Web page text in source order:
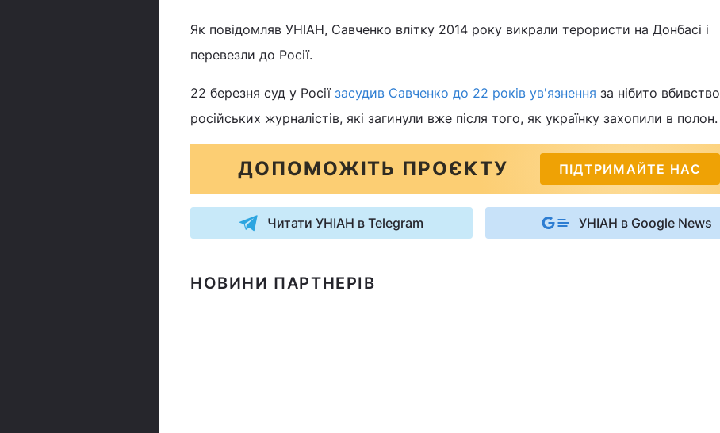
Як повідомляв УНІАН, Савченко влітку 2014 року викрали терористи на Донбасі і
перевезли до Росії.
22 березня суд у Росії засудив Савченко до 22 років ув'язнення за нібито вбивство
російських журналістів, які загинули вже після того, як українку захопили в полон.
ДОПОМОЖІТЬ ПРОЄКТУ ПІДТРИМАЙТЕ НАС
Читати УНІАН в Telegram УНІАН в Google News
НОВИНИ ПАРТНЕРІВ